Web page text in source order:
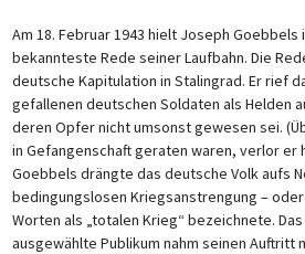
Am 18. Februar 1943 hielt Joseph
bekannteste Rede seiner Laufbahn. Die
deutsche Kapitulation in Stalingrad. Er rief
gefallenen deutschen Soldaten als Helden
deren Opfer nicht umsonst gewesen sei.
in Gefangenschaft geraten waren, verlor er
Goebbels drängte das deutsche Volk aufs
bedingungslosen Kriegsanstrengung –
Worten als „totalen Krieg“ bezeichnete.
ausgewählte Publikum nahm seinen Auftritt